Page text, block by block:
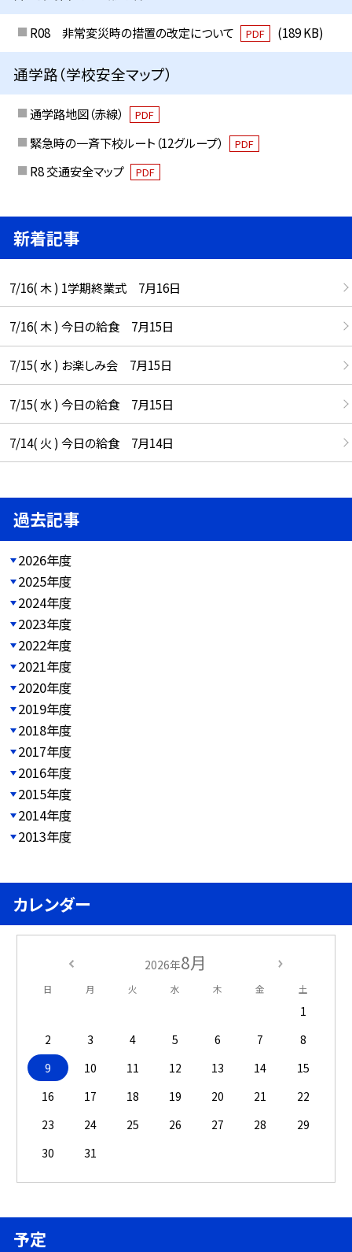
R08 非常変災時の措置の改定について PDF (189 KB)
通学路（学校安全マップ）
通学路地図（赤線） PDF
緊急時の一斉下校ルート（12グループ） PDF
R8 交通安全マップ PDF
新着記事
7/16( 木 ) 1学期終業式 7月16日
7/16( 木 ) 今日の給食 7月15日
7/15( 水 ) お楽しみ会 7月15日
7/15( 水 ) 今日の給食 7月15日
7/14( 火 ) 今日の給食 7月14日
過去記事
2026年度
2025年度
2024年度
2023年度
2022年度
2021年度
2020年度
2019年度
2018年度
2017年度
2016年度
2015年度
2014年度
2013年度
カレンダー
2026年8月
日 月 火 水 木 金 土
1
2
3 4 5 6 7
8
9
10 11 12 13 14
15
16
17 18 19 20 21
22
23
24 25 26 27 28
29
30
31
予定